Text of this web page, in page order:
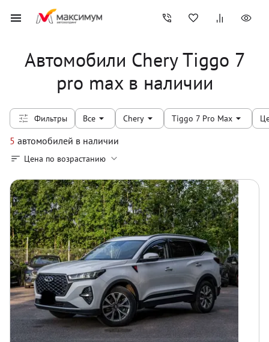
Автомобили Chery Tiggo 7
pro max в наличии
Фильтры Все Chery Tiggo 7 Pro Max
5 автомобилей в наличии
Цена по возрастанию